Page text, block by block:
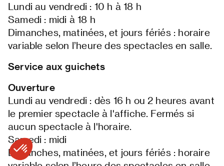
Lundi au vendredi : 10 h à 18 h
Samedi : midi à 18 h
Dimanches, matinées, et jours fériés : horaire
variable selon l’heure des spectacles en salle.
Service aux guichets
Ouverture
Lundi au vendredi : dès 16 h ou 2 heures avant
le premier spectacle à l'affiche. Fermés si
aucun spectacle à l'horaire.
Samedi : midi
Dimanches, matinées, et jours fériés : horaire